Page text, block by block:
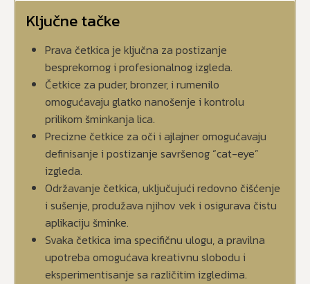
Ključne tačke
Prava četkica je ključna za postizanje
besprekornog i profesionalnog izgleda.
Četkice za puder, bronzer, i rumenilo
omogućavaju glatko nanošenje i kontrolu
prilikom šminkanja lica.
Precizne četkice za oči i ajlajner omogućavaju
definisanje i postizanje savršenog “cat-eye”
izgleda.
Održavanje četkica, uključujući redovno čišćenje
i sušenje, produžava njihov vek i osigurava čistu
aplikaciju šminke.
Svaka četkica ima specifičnu ulogu, a pravilna
upotreba omogućava kreativnu slobodu i
eksperimentisanje sa različitim izgledima.